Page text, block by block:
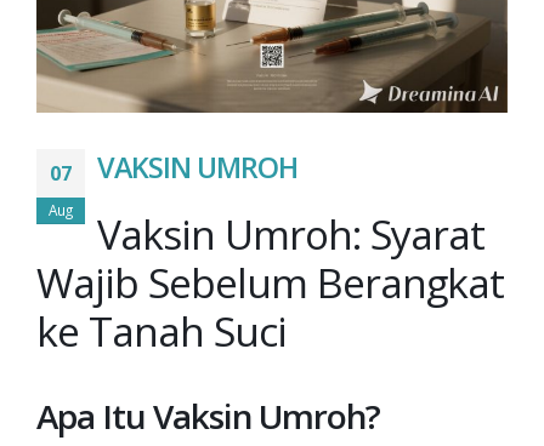
07
Aug
VAKSIN UMROH
Vaksin Umroh: Syarat
Wajib Sebelum Berangkat
ke Tanah Suci
Apa Itu Vaksin Umroh?